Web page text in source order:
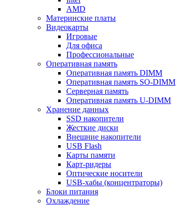
AMD
Материнские платы
Видеокарты
Игровые
Для офиса
Профессиональные
Оперативная память
Оперативная память DIMM
Оперативная память SO-DIMM
Серверная память
Оперативная память U-DIMM
Хранение данных
SSD накопители
Жесткие диски
Внешние накопители
USB Flash
Карты памяти
Карт-ридеры
Оптические носители
USB-хабы (концентраторы)
Блоки питания
Охлаждение